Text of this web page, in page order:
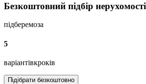
Безкоштовний підбір нерухомості
підберемоза
5
варіантівкроків
Підібрати безкоштовно